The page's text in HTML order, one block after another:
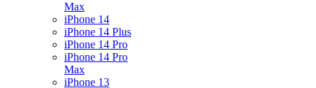
Max
iPhone 14
iPhone 14 Plus
iPhone 14 Pro
iPhone 14 Pro
Max
iPhone 13